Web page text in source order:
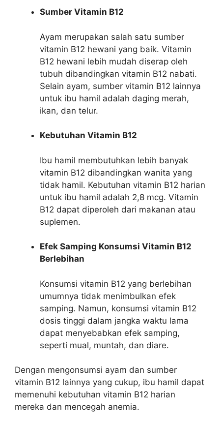
Sumber Vitamin B12
Ayam merupakan salah satu sumber
vitamin B12 hewani yang baik. Vitamin
B12 hewani lebih mudah diserap oleh
tubuh dibandingkan vitamin B12 nabati.
Selain ayam, sumber vitamin B12 lainnya
untuk ibu hamil adalah daging merah,
ikan, dan telur.
Kebutuhan Vitamin B12
Ibu hamil membutuhkan lebih banyak
vitamin B12 dibandingkan wanita yang
tidak hamil. Kebutuhan vitamin B12 harian
untuk ibu hamil adalah 2,8 mcg. Vitamin
B12 dapat diperoleh dari makanan atau
suplemen.
Efek Samping Konsumsi Vitamin B12
Berlebihan
Konsumsi vitamin B12 yang berlebihan
umumnya tidak menimbulkan efek
samping. Namun, konsumsi vitamin B12
dosis tinggi dalam jangka waktu lama
dapat menyebabkan efek samping,
seperti mual, muntah, dan diare.
Dengan mengonsumsi ayam dan sumber
vitamin B12 lainnya yang cukup, ibu hamil dapat
memenuhi kebutuhan vitamin B12 harian
mereka dan mencegah anemia.